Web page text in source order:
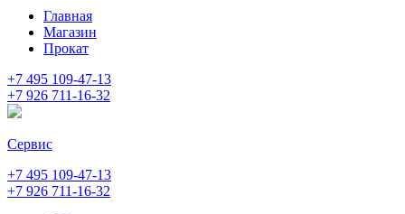
Главная
Магазин
Прокат
+7 495 109-47-13
+7 926 711-16-32
Сервис
+7 495 109-47-13
+7 926 711-16-32